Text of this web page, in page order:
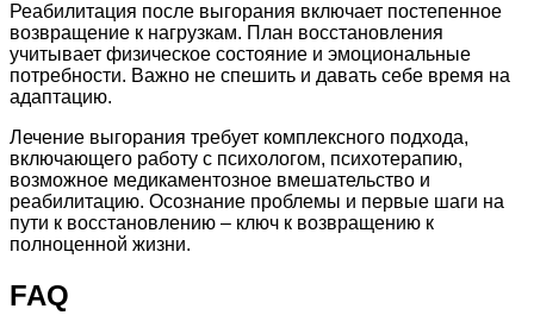
Реабилитация после выгорания включает постепенное
возвращение к нагрузкам. План восстановления
учитывает физическое состояние и эмоциональные
потребности. Важно не спешить и давать себе время на
адаптацию.
Лечение выгорания требует комплексного подхода,
включающего работу с психологом, психотерапию,
возможное медикаментозное вмешательство и
реабилитацию. Осознание проблемы и первые шаги на
пути к восстановлению – ключ к возвращению к
полноценной жизни.
FAQ